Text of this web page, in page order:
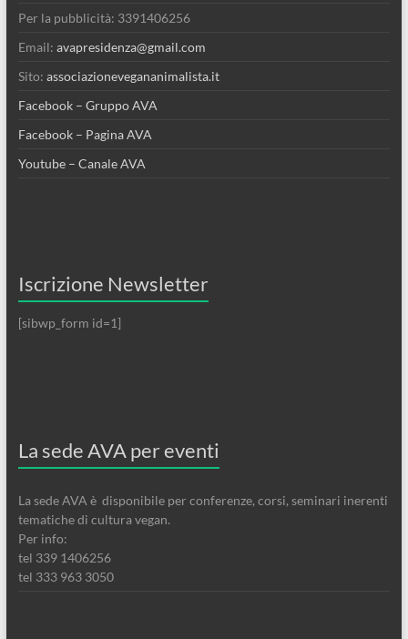
Per la pubblicità: 3391406256
Email: avapresidenza@gmail.com
Sito: associazionevegananimalista.it
Facebook – Gruppo AVA
Facebook – Pagina AVA
Youtube – Canale AVA
Iscrizione Newsletter
[sibwp_form id=1]
La sede AVA per eventi
La sede AVA è disponibile per conferenze, corsi, seminari inerenti
tematiche di cultura vegan.
Per info:
tel 339 1406256
tel 333 963 3050